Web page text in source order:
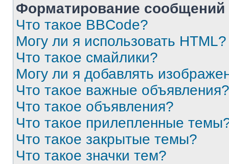
Форматирование
Что такое BBCode?
Могу ли я использовать HTML?
Что такое смайлики?
Могу ли я добавлять
Что такое важные объявления?
Что такое объявления?
Что такое прилепленные
Что такое закрытые темы?
Что такое значки тем?